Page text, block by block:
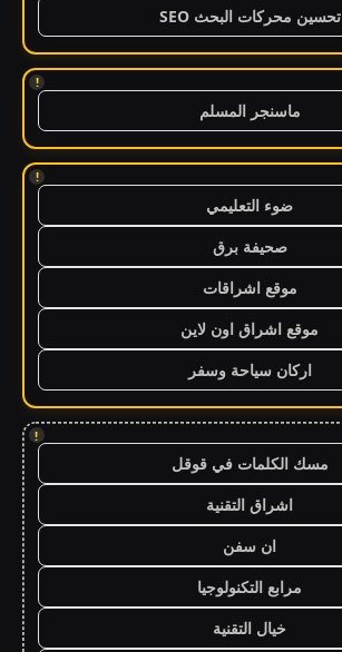
تحسين محركات البحث SEO
!
ماسنجر المسلم
!
ضوء التعليمي
صحيفة برق
موقع اشراقات
موقع اشراق اون لاين
اركان سياحة وسفر
!
مسك الكلمات في قوقل
اشراق التقنية
ان سفن
مرابع التكنولوجيا
خيال التقنية